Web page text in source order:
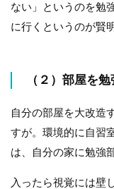
ない」というのを勉
に行くというのが賢
（２）部屋を
自分の部屋を大改造
すが。環境的に自習
は、自分の家に勉強
入ったら視覚には壁